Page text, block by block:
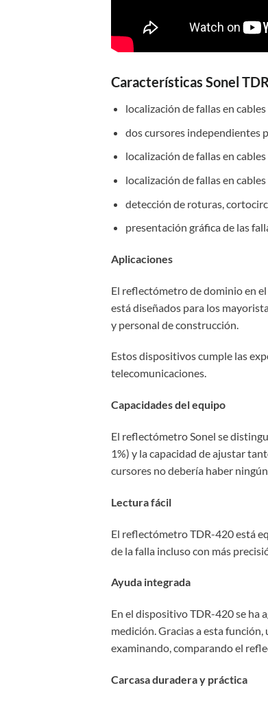
Características Sonel
localización de fallas en
dos cursores independientes
localización de fallas en
localización de fallas en
detección de roturas,
presentación gráfica de las
Aplicaciones
El reflectómetro de dominio en
está diseñados para los
y personal de construcción.
Estos dispositivos cumple las
telecomunicaciones.
Capacidades del equipo
El reflectómetro Sonel se
1%) y la capacidad de ajustar
cursores no debería haber
Lectura fácil
El reflectómetro TDR-420 está
de la falla incluso con más
Ayuda integrada
En el dispositivo TDR-420 se ha
medición. Gracias a esta
examinando, comparando el
Carcasa duradera y práctica